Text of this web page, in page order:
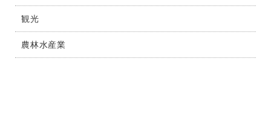
観光
農林水産業